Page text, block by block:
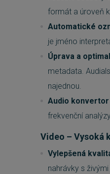
formát a úroveň
Automatické
je jméno
Úprava a
metadata.
najednou.
Audio konvertor
frekvenční
Video – Vysoká
Vylepšená
nahrávky s
__cf_bm
__cf_bm
basket
PHPSESSID